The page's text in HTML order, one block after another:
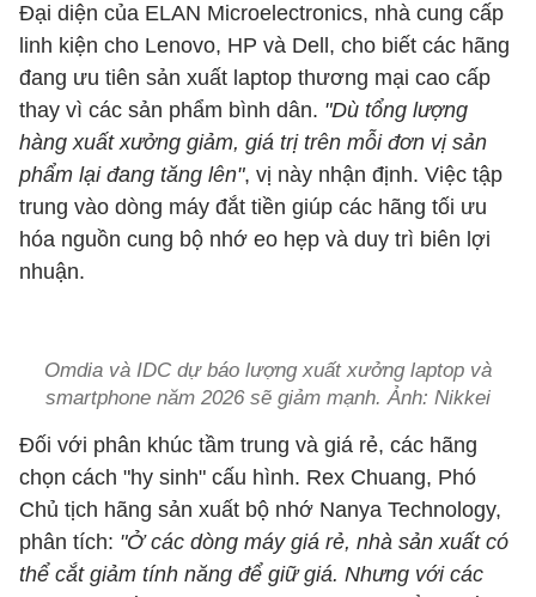
Đại diện của ELAN Microelectronics, nhà cung cấp
linh kiện cho Lenovo, HP và Dell, cho biết các hãng
đang ưu tiên sản xuất laptop thương mại cao cấp
thay vì các sản phẩm bình dân. "Dù tổng lượng
hàng xuất xưởng giảm, giá trị trên mỗi đơn vị sản
phẩm lại đang tăng lên", vị này nhận định. Việc tập
trung vào dòng máy đắt tiền giúp các hãng tối ưu
hóa nguồn cung bộ nhớ eo hẹp và duy trì biên lợi
nhuận.
Omdia và IDC dự báo lượng xuất xưởng laptop và
smartphone năm 2026 sẽ giảm mạnh. Ảnh: Nikkei
Đối với phân khúc tầm trung và giá rẻ, các hãng
chọn cách "hy sinh" cấu hình. Rex Chuang, Phó
Chủ tịch hãng sản xuất bộ nhớ Nanya Technology,
phân tích: "Ở các dòng máy giá rẻ, nhà sản xuất có
thể cắt giảm tính năng để giữ giá. Nhưng với các